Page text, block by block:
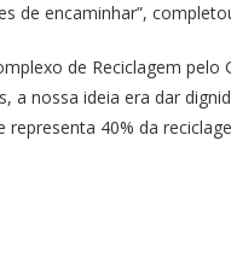
de encaminhar”,
de Reciclagem
a nossa ideia era dar
40% da